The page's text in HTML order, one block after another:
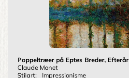
Poppeltræer på Eptes Breder, Efterår
Claude Monet
Stilart:
Impressionisme